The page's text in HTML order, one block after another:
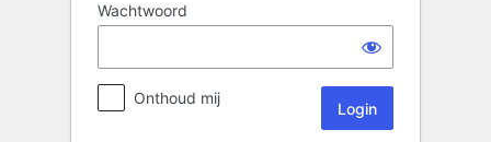
Wachtwoord
Onthoud mij